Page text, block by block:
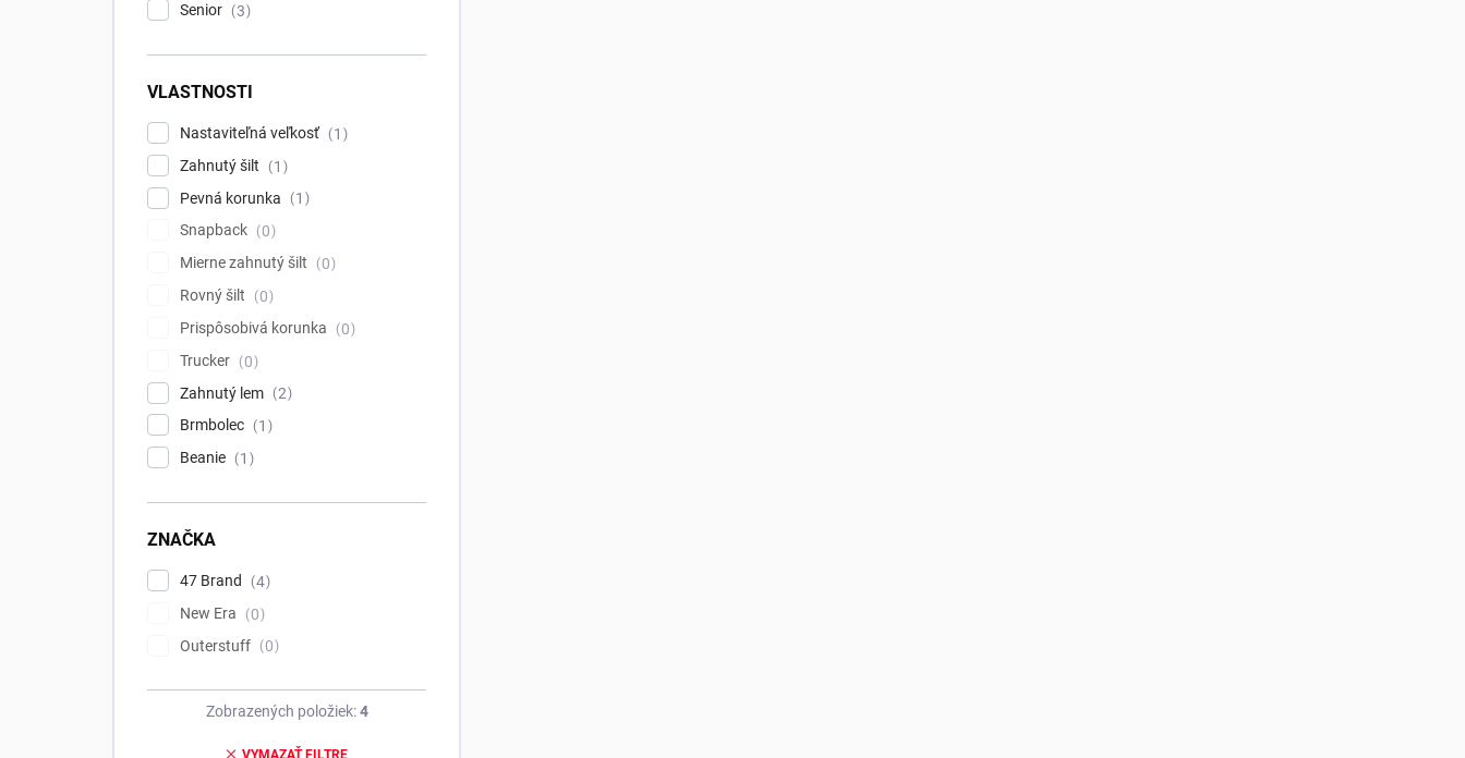
Senior
3
VLASTNOSTI
Nastaviteľná veľkosť
1
Zahnutý šilt
1
Pevná korunka
1
Snapback
0
Mierne zahnutý šilt
0
Rovný šilt
0
Prispôsobivá korunka
0
Trucker
0
Zahnutý lem
2
Brmbolec
1
Beanie
1
ZNAČKA
47 Brand
4
New Era
0
Outerstuff
0
Zobrazených položiek:4